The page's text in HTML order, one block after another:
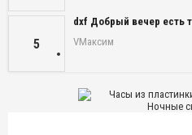
5
dxf Добрый вечер есть
VМаксим